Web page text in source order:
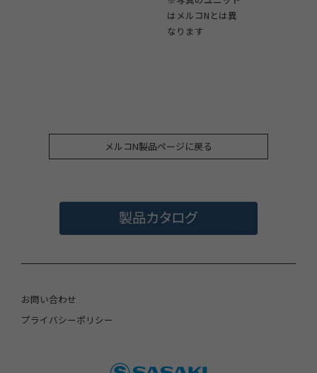
はメルコNとは異
なります
メルコN製品ページに戻る
お問い合わせ
プライバシーポリシー